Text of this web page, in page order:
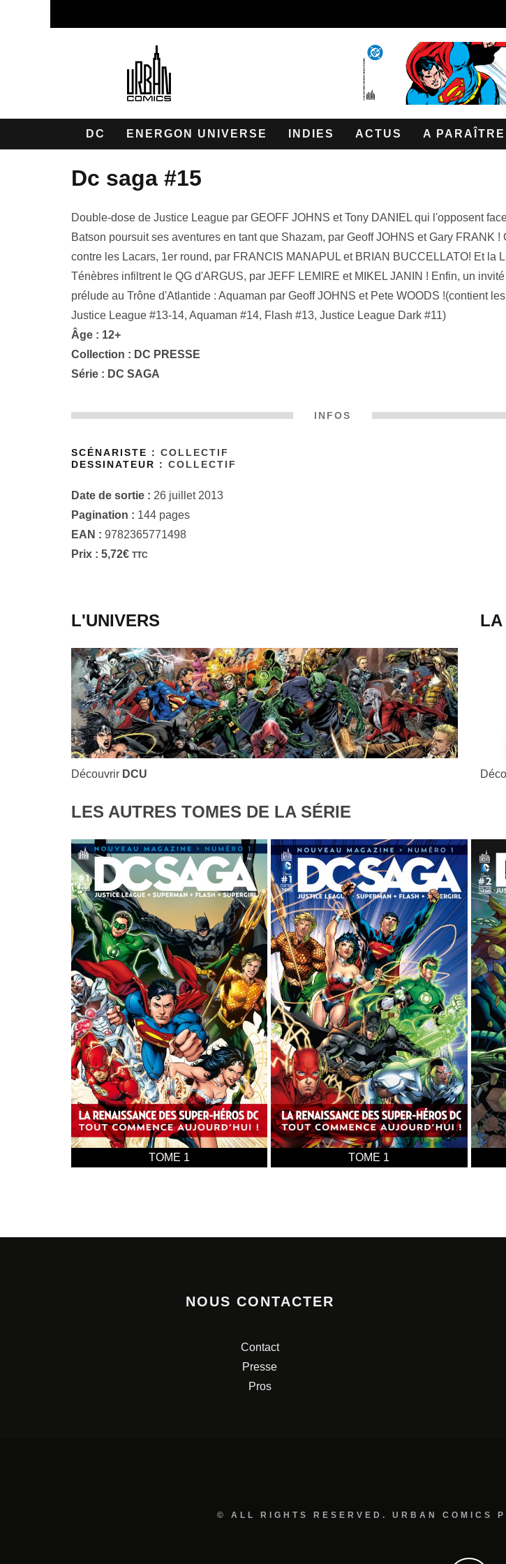
DC ENERGON UNIVERSE INDIES ACTUS A PARAÎTRE
dc saga #15
Double-dose de Justice League par GEOFF JOHNS et Tony DANIEL qui l'opposent
Batson poursuit ses aventures en tant que Shazam, par Geoff JOHNS et Gary FRANK !
contre les Lacars, 1er round, par FRANCIS MANAPUL et BRIAN BUCCELLATO! Et la
Ténèbres infiltrent le QG d'ARGUS, par JEFF LEMIRE et MIKEL JANIN ! Enfin, un
prélude au Trône d'Atlantide : Aquaman par Geoff JOHNS et Pete WOODS !(contient
Justice League #13-14, Aquaman #14, Flash #13, Justice League Dark #11)
Âge : 12+
Collection : DC PRESSE
Série : DC SAGA
INFOS
SCÉNARISTE : COLLECTIF
DESSINATEUR : COLLECTIF
Date de sortie : 26 juillet 2013
Pagination : 144 pages
EAN : 9782365771498
Prix : 5,72€ TTC
L'UNIVERS
Découvrir DCU
LA
LES AUTRES TOMES DE LA SÉRIE
TOME 4 TOME 5
NOUS CONTACTER
Contact
Presse
Pros
© ALL RIGHTS RESERVED. URBAN COMICS